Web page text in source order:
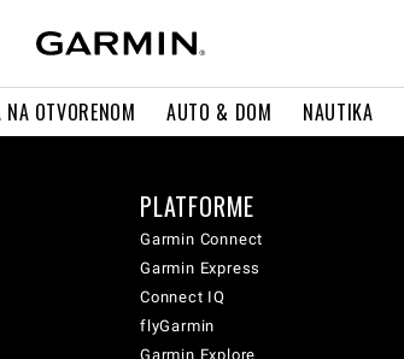
NA OTVORENOM AUTO & DOM NAUTIKA
PLATFORME
Garmin Connect
Garmin Express
Connect IQ
flyGarmin
Garmin Explore